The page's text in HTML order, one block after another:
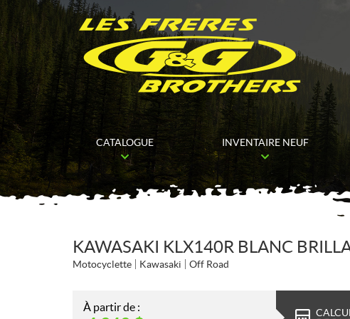
CATALOGUE INVENTAIRE NEUF
KAWASAKI KLX140R BLANC
Motocyclette Kawasaki Off Road
À partir de :